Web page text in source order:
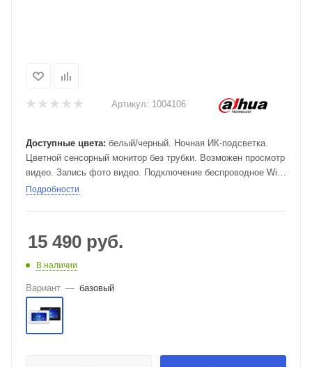
Артикул: 1004106
Доступные цвета: белый/черный. Ночная ИК-подсветка.
Цветной сенсорный монитор без трубки. Возможен просмотр
видео. Запись фото видео. Подключение беспроводное Wi-
Fi, так и проводное RJ-45.Можно открывать замок через
Подробности
15 490 руб.
В наличии
Вариант — базовый